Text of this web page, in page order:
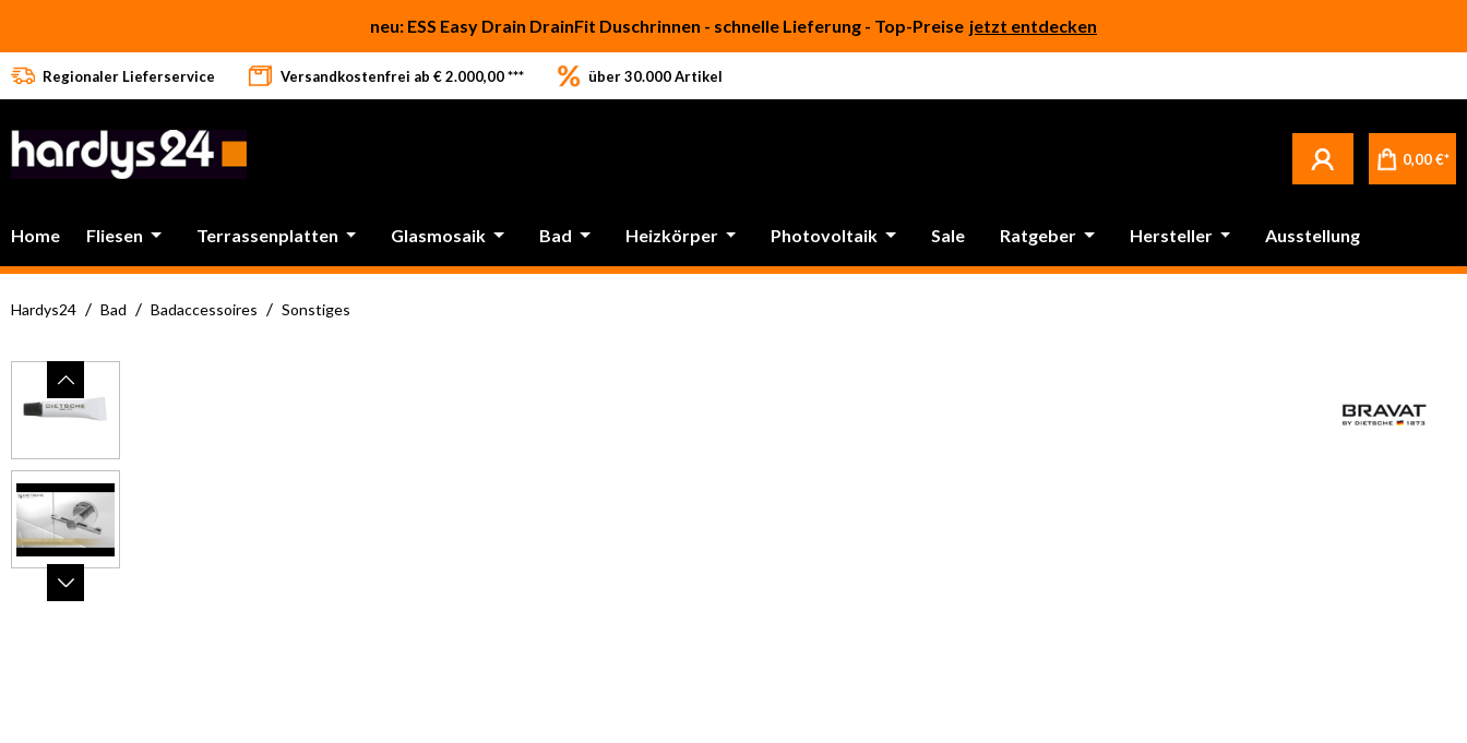
neu: ESS Easy Drain DrainFit Duschrinnen - schnelle Lieferung - Top-Preise jetzt entdecken
Regionaler Lieferservice Versandkostenfrei ab € 2.000,00 *** über 30.000 Artikel
0,00 €*
Home Fliesen Terrassenplatten Glasmosaik Bad Heizkörper Photovoltaik Sale Ratgeber Hersteller Ausstellung
Hardys24 / Bad / Badaccessoires / Sonstiges
Bildergalerie überspringen